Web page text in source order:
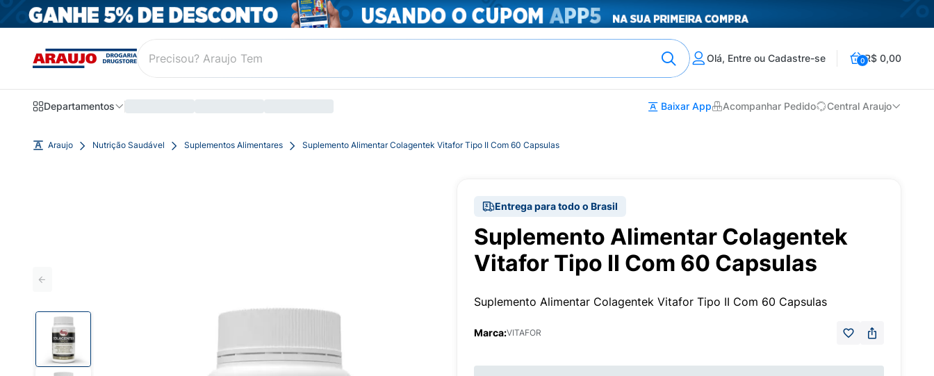
Olá, Entre ou Cadastre-se 0R$ 0,00
Departamentos Baixar App Acompanhar Pedido Central Araujo
Araujo Nutrição Saudável Suplementos Alimentares Suplemento Alimentar Colagentek Vitafor Tipo II Com 60 Capsulas
Entrega para todo o Brasil
Suplemento Alimentar Colagentek
Vitafor Tipo II Com 60 Capsulas
Suplemento Alimentar Colagentek Vitafor Tipo II Com 60 Capsulas
Marca:VITAFOR